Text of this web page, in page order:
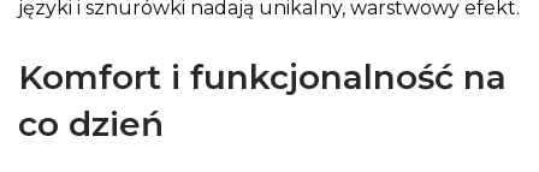
języki i sznurówki nadają unikalny, warstwowy efekt.
Komfort i funkcjonalność na
co dzień